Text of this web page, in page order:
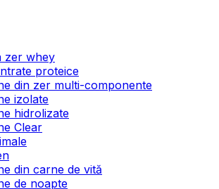
zer whey
proteice
din zer multi-componente
izolate
hidrolizate
Clear
din carne de vită
de noapte